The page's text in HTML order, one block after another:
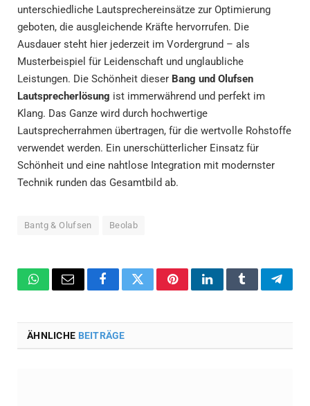
unterschiedliche Lautsprechereinsätze zur Optimierung
geboten, die ausgleichende Kräfte hervorrufen. Die
Ausdauer steht hier jederzeit im Vordergrund – als
Musterbeispiel für Leidenschaft und unglaubliche
Leistungen. Die Schönheit dieser Bang und Olufsen
Lautsprecherlösung ist immerwährend und perfekt im
Klang. Das Ganze wird durch hochwertige
Lautsprecherrahmen übertragen, für die wertvolle Rohstoffe
verwendet werden. Ein unerschütterlicher Einsatz für
Schönheit und eine nahtlose Integration mit modernster
Technik runden das Gesamtbild ab.
Bantg & Olufsen Beolab
WhatsApp
Email FacebookTwitterPinterestLinkedInTumblr
ÄHNLICHE BEITRÄGE